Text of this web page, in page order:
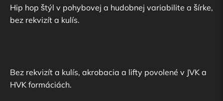
Hip hop štýl v pohybovej a hudobnej variabilite a šírke,
bez rekvizít a kulís.
Bez rekvizít a kulís, akrobacia a lifty povolené v JVK a
HVK formáciách.